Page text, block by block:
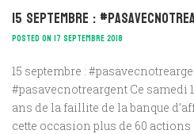
15 septembre :
POSTED ON 17 SEPTEMBRE 2018
15 septembre :
#pasavecnotreargent Ce samedi
ans de la faillite de la banque
cette occasion plus de 60